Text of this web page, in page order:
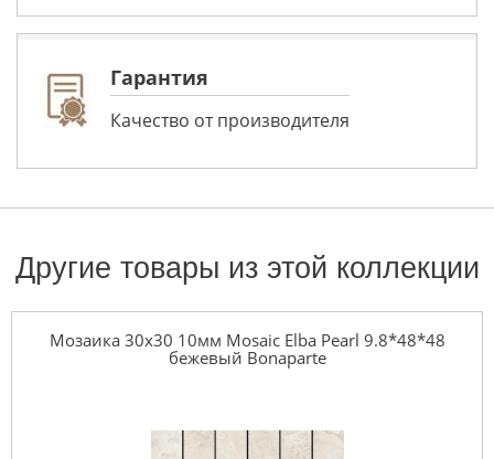
Гарантия
Качество от производителя
Другие товары из этой коллекции
Мозаика 30x30 10мм Mosaic Elba Pearl 9.8*48*48
бежевый Bonaparte